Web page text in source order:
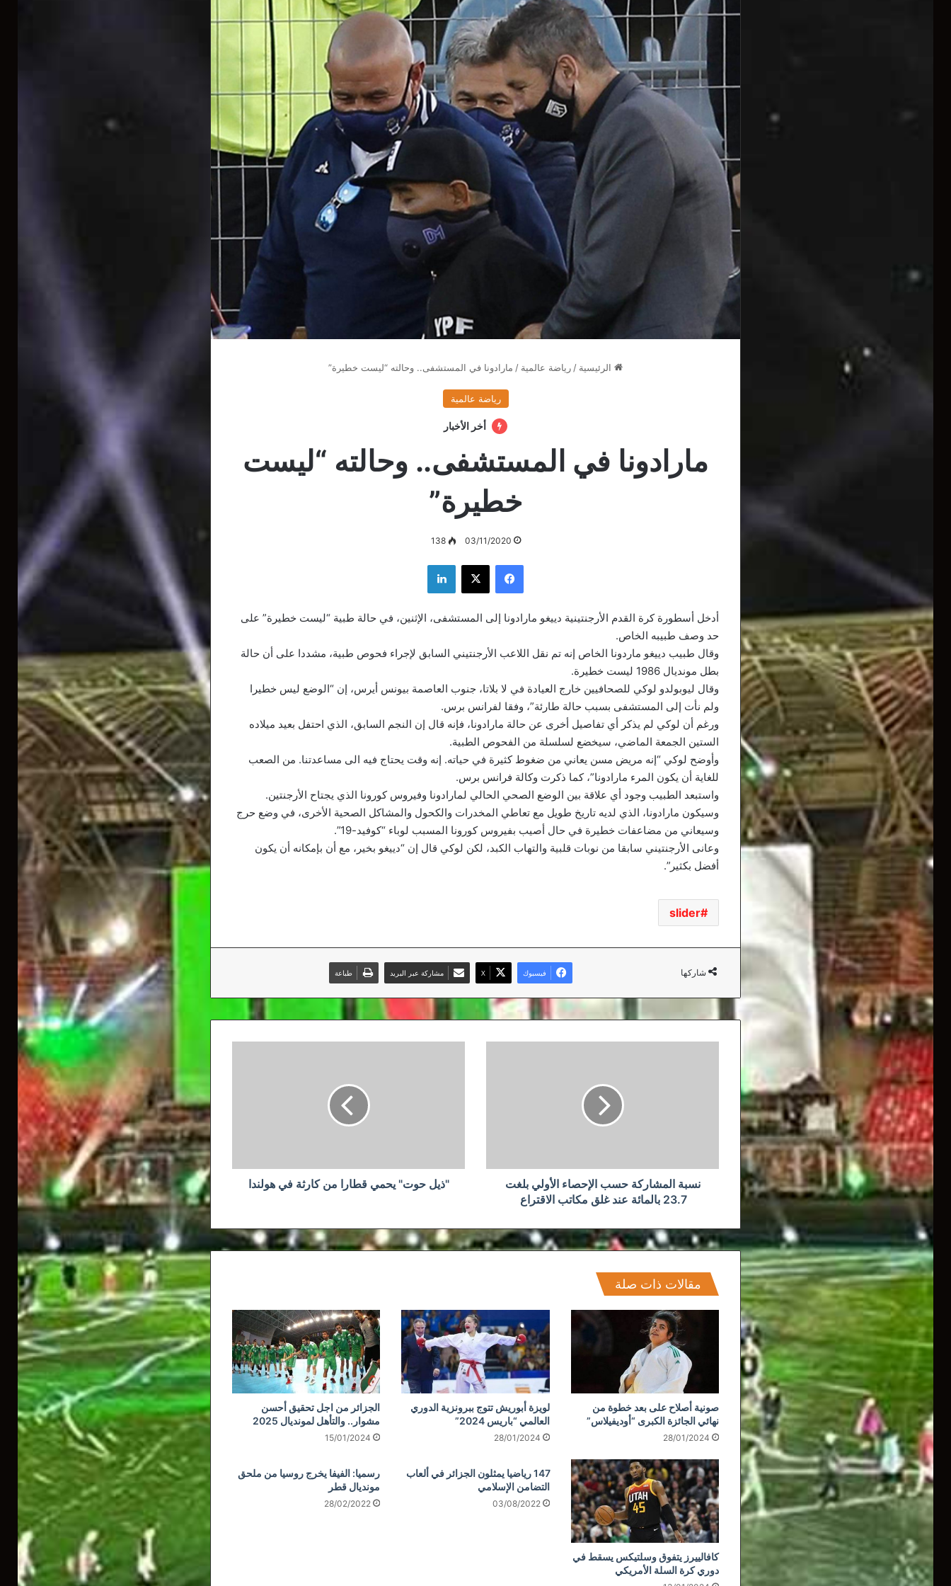
الرئيسية / رياضة عالمية / مارادونا في المستشفى.. وحالته “ليست خطيرة”
رياضة عالمية
أخر الأخبار
مارادونا في المستشفى.. وحالته “ليست
خطيرة”
03/11/2020
138
فيسبوك ‫X لينكدإن
أدخل أسطورة كرة القدم الأرجنتينية دييغو مارادونا إلى المستشفى، الإثنين، في حالة طبية “ليست خطيرة” على
حد وصف طبيبه الخاص.
وقال طبيب دييغو ماردونا الخاص إنه تم نقل اللاعب الأرجنتيني السابق لإجراء فحوص طبية، مشددا على أن حالة
بطل مونديال 1986 ليست خطيرة.
وقال ليوبولدو لوكي للصحافيين خارج العيادة في لا بلاتا، جنوب العاصمة بيونس أيرس، إن “الوضع ليس خطيرا
ولم نأت إلى المستشفى بسبب حالة طارئة”، وفقا لفرانس برس.
ورغم أن لوكي لم يذكر أي تفاصيل أخرى عن حالة مارادونا، فإنه قال إن النجم السابق، الذي احتفل بعيد ميلاده
الستين الجمعة الماضي، سيخضع لسلسلة من الفحوص الطبية.
وأوضح لوكي “إنه مريض مسن يعاني من ضغوط كثيرة في حياته. إنه وقت يحتاج فيه الى مساعدتنا. من الصعب
للغاية أن يكون المرء مارادونا”، كما ذكرت وكالة فرانس برس.
واستبعد الطبيب وجود أي علاقة بين الوضع الصحي الحالي لمارادونا وفيروس كورونا الذي يجتاح الأرجنتين.
وسيكون مارادونا، الذي لديه تاريخ طويل مع تعاطي المخدرات والكحول والمشاكل الصحية الأخرى، في وضع حرج
وسيعاني من مضاعفات خطيرة في حال أصيب بفيروس كورونا المسبب لوباء “كوفيد-19”.
وعانى الأرجنتيني سابقا من نوبات قلبية والتهاب الكبد، لكن لوكي قال إن “دييغو بخير، مع أن بإمكانه أن يكون
أفضل بكثير”.
slider
شاركها فيسبوك ‫X مشاركة عبر البريد طباعة
عند
نسبة المشاركة حسب الإحصاء الأولي بلغت
23.7 بالمائة عند غلق مكاتب الاقتراع
"ذيل حوت" يحمي قطارا من كارثة في هولندا
مقالات ذات صلة
صونية أصلاح على بعد خطوة من
نهائي الجائزة الكبرى “أوديفيلاس”
28/01/2024
لويزة أبوريش تتوج ببرونزية الدوري
العالمي “باريس 2024”
28/01/2024
الجزائر من اجل تحقيق أحسن
مشوار.. والتأهل لمونديال 2025
15/01/2024
كافالييرز يتفوق وسلتيكس يسقط في
دوري كرة السلة الأمريكي
147 رياضيا يمثلون الجزائر في ألعاب
التضامن الإسلامي
03/08/2022
رسميا: الفيفا يخرج روسيا من ملحق
مونديال قطر
28/02/2022